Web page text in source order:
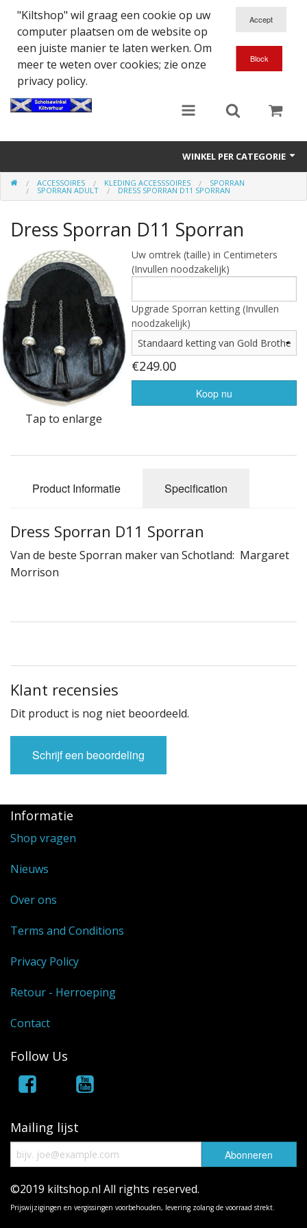
"Kiltshop" wil graag een cookie op uw
computer plaatsen om de website op
een juiste manier te laten werken. Om
meer te weten over cookies; zie onze
privacy policy.
WINKEL PER CATEGORIE
Accessoires
Eten en Drinken
Kilt - Kleding
Highland Titles
Verhuur
AFGEPRIJST - UITVERKOOP
ACCESSOIRES KLEDING ACCESSSOIRES SPORRAN
SPORRAN ADULT DRESS SPORRAN D11 SPORRAN
Dress Sporran D11 Sporran
Tap to enlarge
Uw omtrek (taille) in Centimeters
(Invullen noodzakelijk)
Upgrade Sporran ketting (Invullen
noodzakelijk)
€249.00
Koop nu
Product Informatie Specification
Dress Sporran D11 Sporran
Van de beste Sporran maker van Schotland: Margaret
Morrison
Klant recensies
Dit product is nog niet beoordeeld.
Schrijf een beoordeling
Informatie
Shop vragen
Nieuws
Over ons
Terms and Conditions
Privacy Policy
Retour - Herroeping
Contact
Follow Us
Mailing lijst
©2019 kiltshop.nl All rights reserved.
Prijswijzigingen en vergissingen voorbehouden, levering zolang de voorraad strekt.